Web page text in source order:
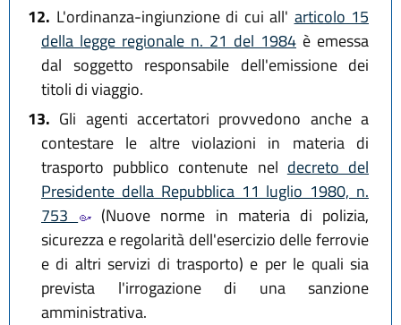
12. L'ordinanza-ingiunzione di cui all' articolo 15
della legge regionale n. 21 del 1984 è emessa
dal soggetto responsabile dell'emissione dei
titoli di viaggio.
13. Gli agenti accertatori provvedono anche a
contestare le altre violazioni in materia di
trasporto pubblico contenute nel decreto del
Presidente della Repubblica 11 luglio 1980, n.
753
(Nuove norme in materia di polizia,
sicurezza e regolarità dell'esercizio delle ferrovie
e di altri servizi di trasporto) e per le quali sia
prevista l'irrogazione di una sanzione
amministrativa.